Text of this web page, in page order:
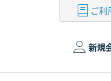
ご利
新規